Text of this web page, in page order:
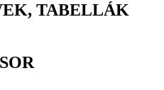
TABELLÁK